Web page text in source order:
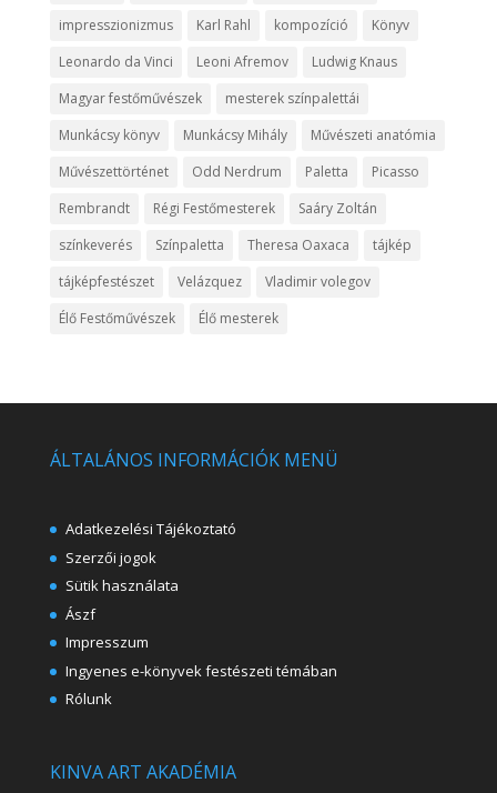
impresszionizmus
Karl Rahl kompozíció
Könyv
Leonardo da Vinci
Leoni Afremov
Ludwig Knaus
Magyar festőművészek
mesterek színpalettái
Munkácsy könyv
Munkácsy Mihály
Művészeti anatómia
Művészettörténet
Odd Nerdrum Paletta
Picasso
Rembrandt
Régi Festőmesterek
Saáry Zoltán
színkeverés
Színpaletta Theresa Oaxaca
tájkép
tájképfestészet
Velázquez
Vladimir volegov
Élő Festőművészek
Élő mesterek
ÁLTALÁNOS INFORMÁCIÓK MENÜ
Adatkezelési Tájékoztató
Szerzői jogok
Sütik használata
Ászf
Impresszum
Ingyenes e-könyvek festészeti témában
Rólunk
KINVA ART AKADÉMIA